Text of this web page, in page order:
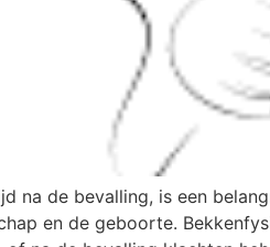
na de bevalling, is een
en de geboorte.